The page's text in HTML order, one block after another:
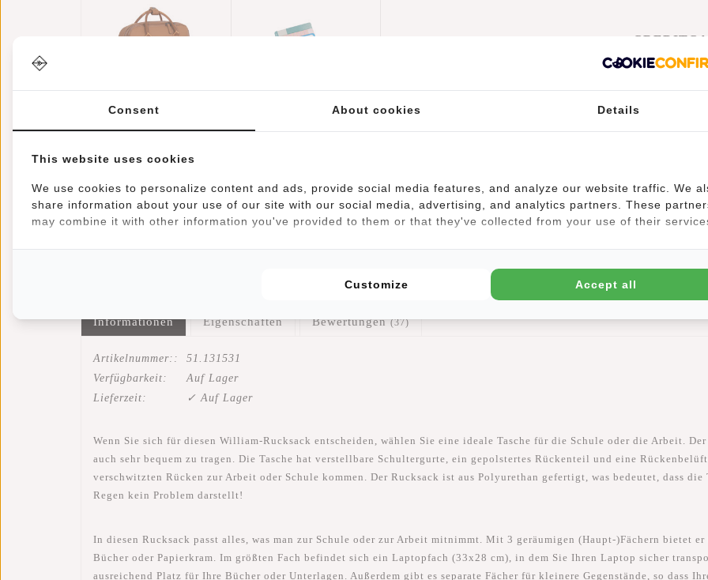
William
Cognac 18L
Rucksack
Wasserabweisend
Schwarz
HOUDER
KORTING
Informationen Eigenschaften Bewertungen(37)
Artikelnummer::
51.131531
Verfügbarkeit:
Auf Lager
Lieferzeit:
✓ Auf Lager
Wenn Sie sich für diesen William-Rucksack entscheiden, wählen Sie eine ideale Tasche für die Schule oder die Arbeit.
auch sehr bequem zu tragen. Die Tasche hat verstellbare Schultergurte, ein gepolstertes Rückenteil und eine
verschwitzten Rücken zur Arbeit oder Schule kommen. Der Rucksack ist aus Polyurethan gefertigt, was bedeutet, dass die
Regen kein Problem darstellt!
In diesen Rucksack passt alles, was man zur Schule oder zur Arbeit mitnimmt. Mit 3 geräumigen (Haupt-)Fächern bietet
Bücher oder Papierkram. Im größten Fach befindet sich ein Laptopfach (33x28 cm), in dem Sie Ihren Laptop sicher
ausreichend Platz für Ihre Bücher oder Unterlagen. Außerdem gibt es separate Fächer für kleinere Gegenstände, so dass
Consent About cookies Details
This website uses cookies
We use cookies to personalize content and ads, provide social media features, and analyze our website traffic. We
share information about your use of our site with our social media, advertising, and analytics partners. These
may combine it with other information you've provided to them or that they've collected from your use of their
Customize Accept all